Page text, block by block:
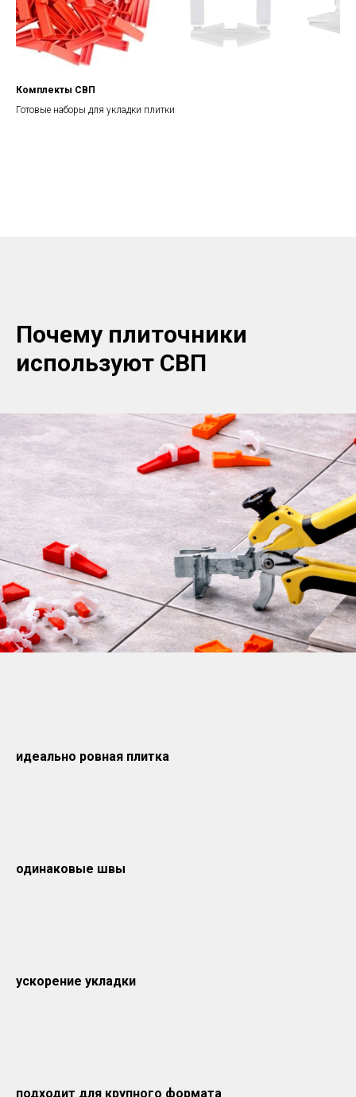
Комплекты СВП
Готовые наборы для укладки плитки
Почему плиточники
используют СВП
идеально ровная плитка
одинаковые швы
ускорение укладки
подходит для крупного формата